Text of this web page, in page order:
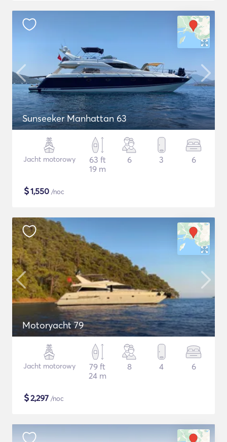
Sunseeker Manhattan 63
Jacht motorowy
63 ft
19 m
6 3 6
$1,550 /noc
Motoryacht 79
Jacht motorowy
79 ft
24 m
8 4 6
$2,297 /noc